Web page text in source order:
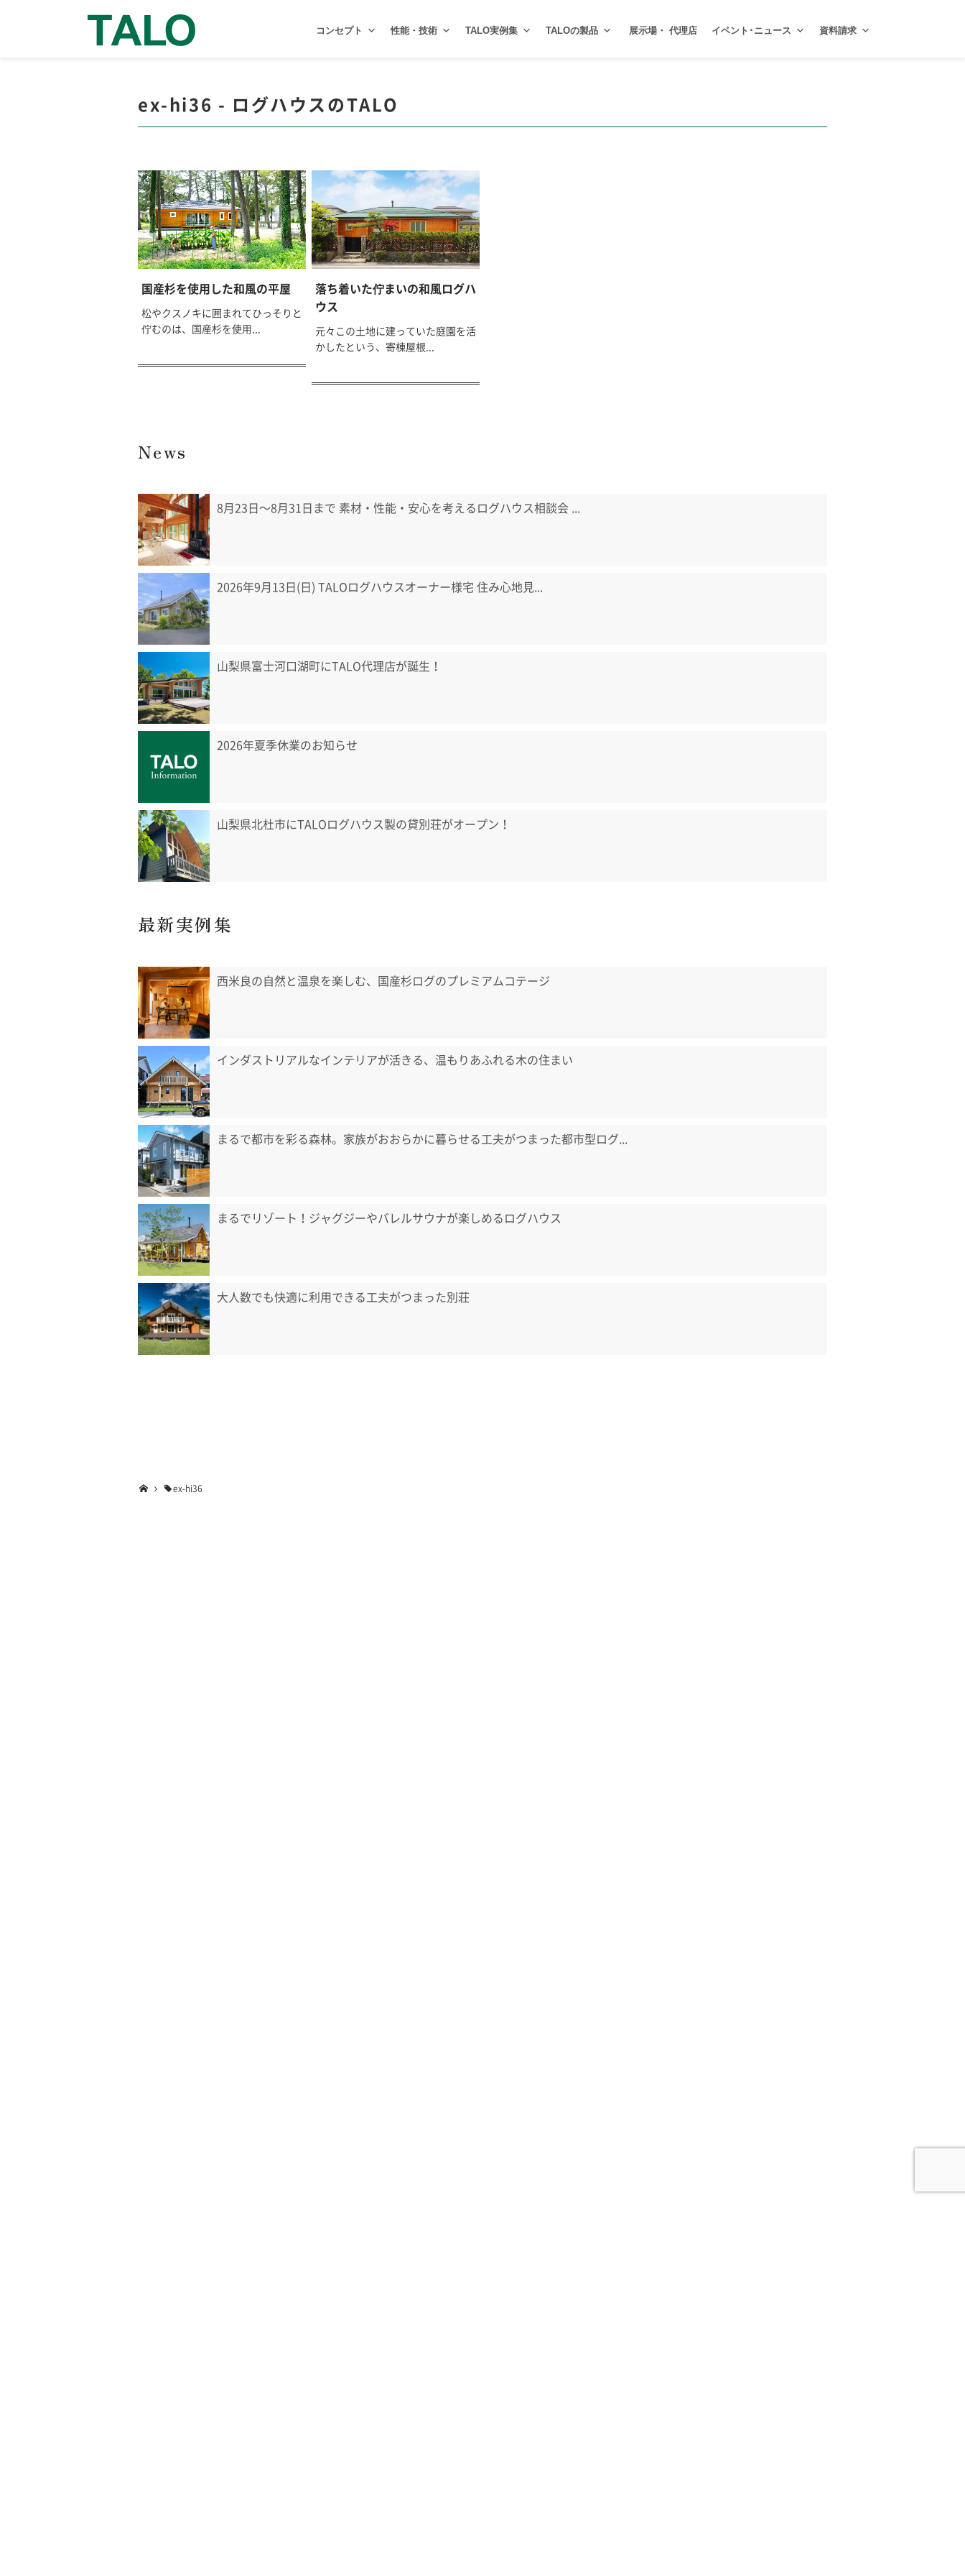
コンセプト 性能・技術 TALO実例集 TALOの製品 展示場・ 代理店 イベント･ニュース 資料請求
ex-hi36 - ログハウスのTALO
国産杉を使用した和風の平屋
松やクスノキに囲まれてひっそりと
佇むのは、国産杉を使用...
落ち着いた佇まいの和風ログハ
ウス
元々この土地に建っていた庭園を活
かしたという、寄棟屋根...
News
8月23日〜8月31日まで 素材・性能・安心を考えるログハウス相談会 ...
2026年9月13日(日) TALOログハウスオーナー様宅 住み心地見...
山梨県富士河口湖町にTALO代理店が誕生！
2026年夏季休業のお知らせ
山梨県北杜市にTALOログハウス製の貸別荘がオープン！
最新実例集
西米良の自然と温泉を楽しむ、国産杉ログのプレミアムコテージ
インダストリアルなインテリアが活きる、温もりあふれる木の住まい
まるで都市を彩る森林。家族がおおらかに暮らせる工夫がつまった都市型ログ...
まるでリゾート！ジャグジーやバレルサウナが楽しめるログハウス
大人数でも快適に利用できる工夫がつまった別荘
ex-hi36